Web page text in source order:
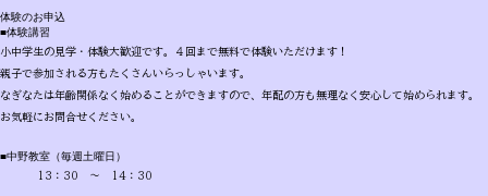
体験のお申込
■体験講習
小中学生の見学・体験大歓迎です。４回まで無料で体験いただけます！
親子で参加される方もたくさんいらっしゃいます。
なぎなたは年齢関係なく始めることができますので、 年配の方も無理なく安心して始められます。
お気軽にお問合せください。
■中野教室（毎週土曜日）
13：30 ～ 14：30